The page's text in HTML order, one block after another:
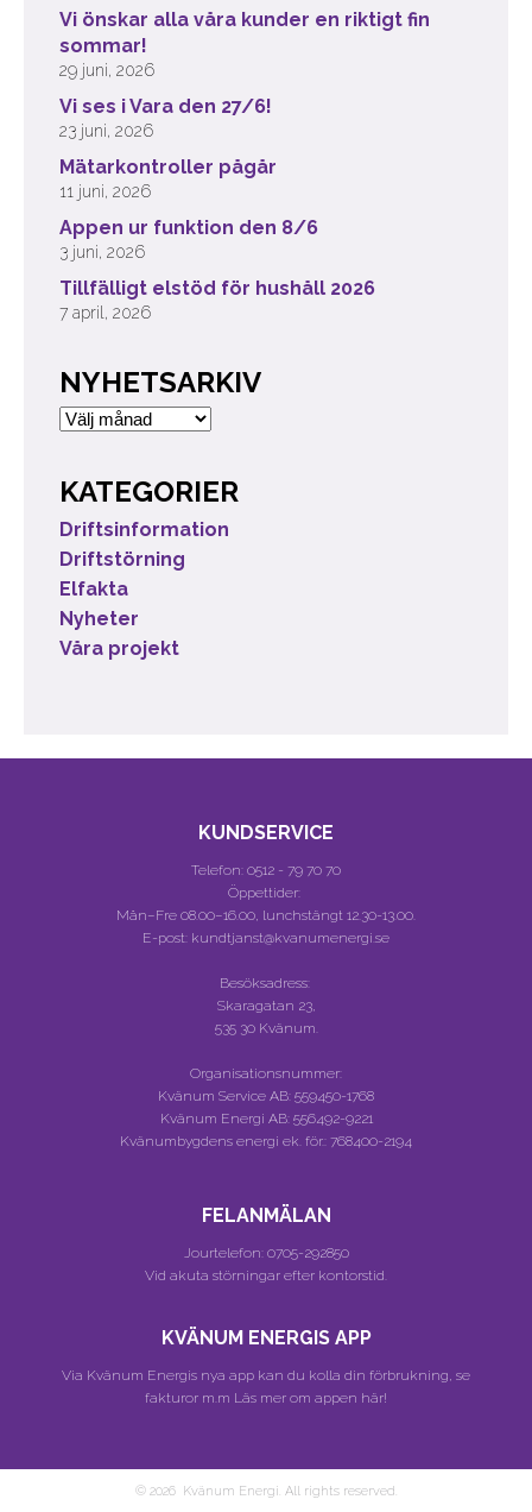
Vi önskar alla våra kunder en riktigt fin
sommar!
29 juni, 2026
Vi ses i Vara den 27/6!
23 juni, 2026
Mätarkontroller pågår
11 juni, 2026
Appen ur funktion den 8/6
3 juni, 2026
Tillfälligt elstöd för hushåll 2026
7 april, 2026
NYHETSARKIV
Nyhetsarkiv
KATEGORIER
Driftsinformation
Driftstörning
Elfakta
Nyheter
Våra projekt
KUNDSERVICE
Telefon: 0512 - 79 70 70
Öppettider:
Mån–Fre 08.00–16.00, lunchstängt 12.30-13.00.
E-post: kundtjanst@kvanumenergi.se
Besöksadress:
Skaragatan 23,
535 30 Kvänum.
Organisationsnummer:
Kvänum Service AB: 559450-1768
Kvänum Energi AB: 556492-9221
Kvänumbygdens energi ek. för.: 768400-2194
FELANMÄLAN
Jourtelefon: 0705-292850
Vid akuta störningar efter kontorstid.
KVÄNUM ENERGIS APP
Via Kvänum Energis nya app kan du kolla din förbrukning, se
fakturor m.m Läs mer om appen här!
© 2026 Kvänum Energi. All rights reserved.